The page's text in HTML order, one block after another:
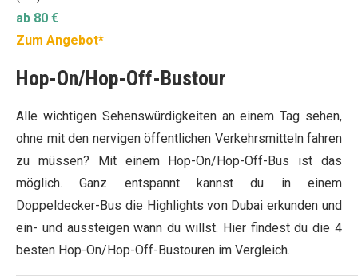
ab 80 €
Zum Angebot*
Hop-On/Hop-Off-Bustour
Alle wichtigen Sehenswürdigkeiten an einem Tag sehen,
ohne mit den nervigen öffentlichen Verkehrsmitteln fahren
zu müssen? Mit einem Hop-On/Hop-Off-Bus ist das
möglich. Ganz entspannt kannst du in einem
Doppeldecker-Bus die Highlights von Dubai erkunden und
ein- und aussteigen wann du willst. Hier findest du die 4
besten Hop-On/Hop-Off-Bustouren im Vergleich.